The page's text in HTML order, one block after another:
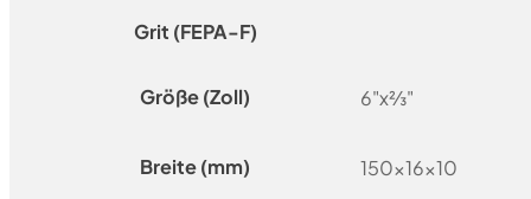
Grit (FEPA-F)
Größe (Zoll) 6"x⅔"
Breite (mm) 150x16x10